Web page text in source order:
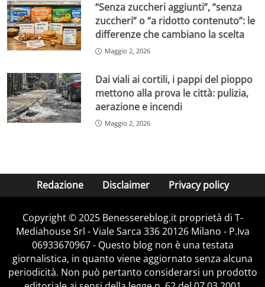
“Senza zuccheri aggiunti”, “senza
zuccheri” o “a ridotto contenuto”: le
differenze che cambiano la scelta
Maggio 2, 2026
Dai viali ai cortili, i pappi del pioppo
mettono alla prova le città: pulizia,
aerazione e incendi
Maggio 2, 2026
Redazione Disclaimer Privacy policy
Copyright © 2025 Benessereblog.it proprietà di T-
Mediahouse Srl - Viale Sarca 336 20126 Milano - P.Iva
06933670967 - Questo blog non è una testata
giornalistica, in quanto viene aggiornato senza alcuna
periodicità. Non può pertanto considerarsi un prodotto